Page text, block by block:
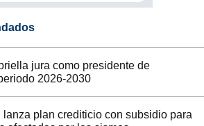
jura como presidente de
2026-2030
plan crediticio con subsidio para